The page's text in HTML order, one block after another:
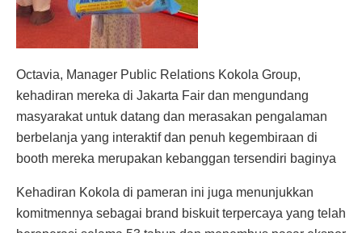
Octavia, Manager Public Relations Kokola Group,
kehadiran mereka di Jakarta Fair dan mengundang
masyarakat untuk datang dan merasakan pengalaman
berbelanja yang interaktif dan penuh kegembiraan di
booth mereka merupakan kebanggan tersendiri baginya
Kehadiran Kokola di pameran ini juga menunjukkan
komitmennya sebagai brand biskuit terpercaya yang telah